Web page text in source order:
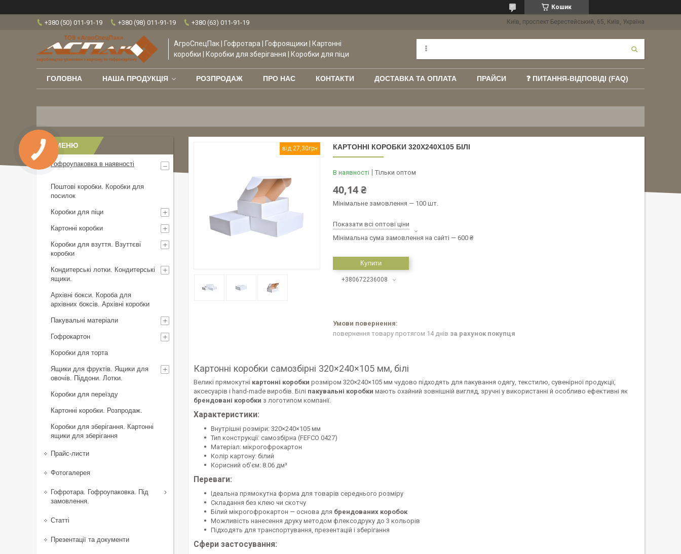
Кошик
+380 (50) 011-91-19 +380 (98) 011-91-19 +380 (63) 011-91-19 Київ, проспект Берестейський, 65, Київ, Україна
АгроСпецПак | Гофротара | Гофроящики | Картонні
коробки | Коробки для зберігання | Коробки для піци
ГОЛОВНА НАША ПРОДУКЦІЯ РОЗПРОДАЖ ПРО НАС КОНТАКТИ ДОСТАВКА ТА ОПЛАТА ПРАЙСИ ❓ ПИТАННЯ-ВІДПОВІДІ (FAQ)
від 27,30грн КАРТОННІ КОРОБКИ 320X240X105 БІЛІ
В наявності Тільки оптом
40,14 ₴
Мінімальне замовлення — 100 шт.
Показати всі оптові ціни
Мінімальна сума замовлення на сайті — 600 ₴
Купити
+380672236008
повернення товару протягом 14 днів за рахунок покупця
Картонні коробки самозбірні 320×240×105 мм, білі
Великі прямокутні картонні коробки розміром 320×240×105 мм чудово підходять для пакування одягу, текстилю, сувенірної продукції,
аксесуарів і hand-made виробів. Білі пакувальні коробки мають охайний зовнішній вигляд, зручні у використанні й особливо ефективні як
брендовані коробки з логотипом компанії.
Характеристики:
Внутрішні розміри: 320×240×105 мм
Тип конструкції: самозбірна (FEFCO 0427)
Матеріал: мікрогофрокартон
Колір картону: білий
Корисний обʼєм: 8.06 дм³
Переваги:
Ідеальна прямокутна форма для товарів середнього розміру
Складання без клею чи скотчу
Білий мікрогофрокартон — основа для брендованих коробок
Можливість нанесення друку методом флексодруку до 3 кольорів
Підходять для транспортування, презентацій і зберігання
Сфери застосування:
Гофроупаковка в наявності
Поштові коробки. Коробки для
посилок
Коробки для піци
Картонні коробки
Коробки для взуття. Взуттєві
коробки
Кондитерські лотки. Кондитерські
ящики.
Архівні бокси. Короба для
архівних боксів. Архівні коробки
Пакувальні матеріали
Гофрокартон
Коробки для торта
Ящики для фруктів. Ящики для
овочів. Піддони. Лотки.
Коробки для переїзду
Картонні коробки. Розпродаж.
Коробки для зберігання. Картонні
ящики для зберігання
Прайс-листи
Фотогалерея
Гофротара. Гофроупаковка. Під
замовлення.
Статті
Презентації та документи